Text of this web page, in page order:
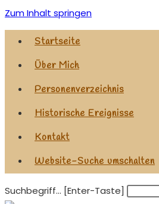
Zum Inhalt springen
Startseite
Über Mich
Personenverzeichnis
Historische Ereignisse
Kontakt
Website-Suche umschalten
Suchbegriff... [Enter-Taste]